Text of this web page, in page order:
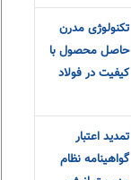
تکنولوژی مدرن
حاصل محصول با
کیفیت در فولاد
تمدید اعتبار
گواهینامه نظام